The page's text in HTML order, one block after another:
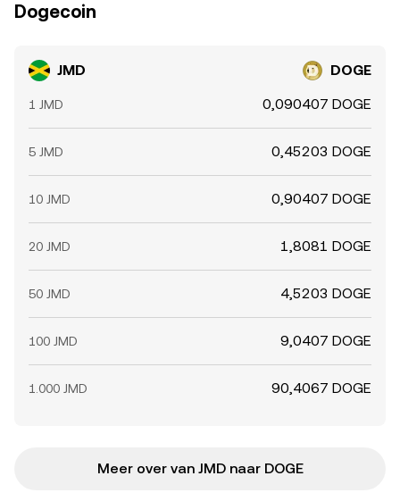
Dogecoin
JMD DOGE
1 JMD 0,090407 DOGE
5 JMD 0,45203 DOGE
10 JMD 0,90407 DOGE
20 JMD 1,8081 DOGE
50 JMD 4,5203 DOGE
100 JMD 9,0407 DOGE
1.000 JMD 90,4067 DOGE
Meer over van JMD naar DOGE